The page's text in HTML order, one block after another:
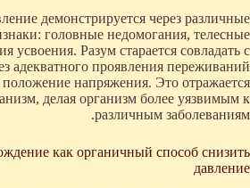
демонстрируется через различные
головные недомогания, телесные
усвоения. Разум старается совладать с
адекватного проявления переживаний
положение напряжения. Это отражается
делая организм более уязвимым к
различным заболеваниям.
как органичный способ снизить
давление